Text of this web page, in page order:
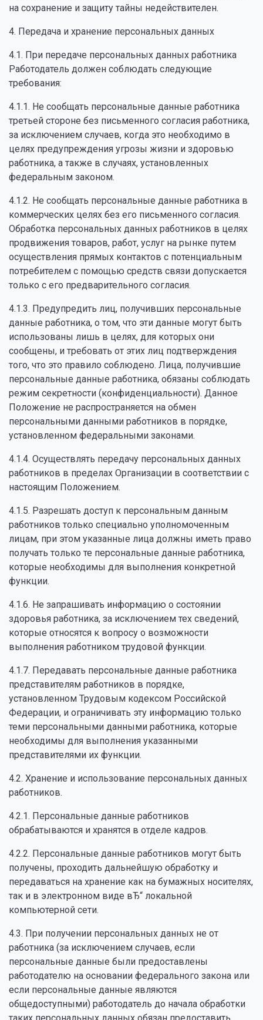
на сохранение и защиту тайны недействителен.
4. Передача и хранение персональных данных
4.1. При передаче персональных данных работника
Работодатель должен соблюдать следующие
требования:
4.1.1. Не сообщать персональные данные работника
третьей стороне без письменного согласия работника,
за исключением случаев, когда это необходимо в
целях предупреждения угрозы жизни и здоровью
работника, а также в случаях, установленных
федеральным законом.
4.1.2. Не сообщать персональные данные работника в
коммерческих целях без его письменного согласия.
Обработка персональных данных работников в целях
продвижения товаров, работ, услуг на рынке путем
осуществления прямых контактов с потенциальным
потребителем с помощью средств связи допускается
только с его предварительного согласия.
4.1.3. Предупредить лиц, получивших персональные
данные работника, о том, что эти данные могут быть
использованы лишь в целях, для которых они
сообщены, и требовать от этих лиц подтверждения
того, что это правило соблюдено. Лица, получившие
персональные данные работника, обязаны соблюдать
режим секретности (конфиденциальности). Данное
Положение не распространяется на обмен
персональными данными работников в порядке,
установленном федеральными законами.
4.1.4. Осуществлять передачу персональных данных
работников в пределах Организации в соответствии с
настоящим Положением.
4.1.5. Разрешать доступ к персональным данным
работников только специально уполномоченным
лицам, при этом указанные лица должны иметь право
получать только те персональные данные работника,
которые необходимы для выполнения конкретной
функции.
4.1.6. Не запрашивать информацию о состоянии
здоровья работника, за исключением тех сведений,
которые относятся к вопросу о возможности
выполнения работником трудовой функции.
4.1.7. Передавать персональные данные работника
представителям работников в порядке,
установленном Трудовым кодексом Российской
Федерации, и ограничивать эту информацию только
теми персональными данными работника, которые
необходимы для выполнения указанными
представителями их функции.
4.2. Хранение и использование персональных данных
работников.
4.2.1. Персональные данные работников
обрабатываются и хранятся в отделе кадров.
4.2.2. Персональные данные работников могут быть
получены, проходить дальнейшую обработку и
передаваться на хранение как на бумажных носителях,
так и в электронном виде вЂ“ локальной
компьютерной сети.
4.3. При получении персональных данных не от
работника (за исключением случаев, если
персональные данные были предоставлены
работодателю на основании федерального закона или
если персональные данные являются
общедоступными) работодатель до начала обработки